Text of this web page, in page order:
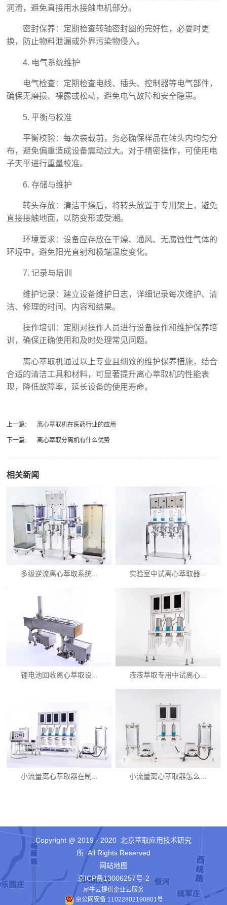
润滑，避免直接用水接触电机部分。
密封保养：定期检查转轴密封圈的完好性，必要时更
换，防止物料泄漏或外界污染物侵入。
4. 电气系统维护
电气检查：定期检查电线、插头、控制器等电气部件，
确保无磨损、裸露或松动，避免电气故障和安全隐患。
5. 平衡与校准
平衡校验：每次装载前，务必确保样品在转头内均匀分
布，避免偏重造成设备震动过大。对于精密操作，可使用电
子天平进行重量校准。
6. 存储与维护
转头存放：清洁干燥后，将转头放置于专用架上，避免
直接接触地面，以防变形或受潮。
环境要求：设备应存放在干燥、通风、无腐蚀性气体的
环境中，避免阳光直射和极端温度变化。
7. 记录与培训
维护记录：建立设备维护日志，详细记录每次维护、清
洁、修理的时间、内容和结果。
操作培训：定期对操作人员进行设备操作和维护保养培
训，确保正确使用和及时处理常见问题。
离心萃取机通过以上专业且细致的维护保养措施，结合
合适的清洁工具和材料，可显著提升离心萃取机的性能表
现，降低故障率，延长设备的使用寿命。‍
上一篇: 离心萃取机在医药行业的应用
下一篇: 离心萃取分离机有什么优势
相关新闻
多级逆流离心萃取系统... 实验室中试离心萃取器...
锂电池回收离心萃取设... 液液萃取专用中试离心...
小流量离心萃取器在制... 小流量离心萃取器怎么...
Copyright @ 2019 - 2020 北京萃取应用技术研究
所 All Rights Reserved
网站地图
京ICP备13006257号-2
犀牛云提供企业云服务
京公网安备 11022802190801号